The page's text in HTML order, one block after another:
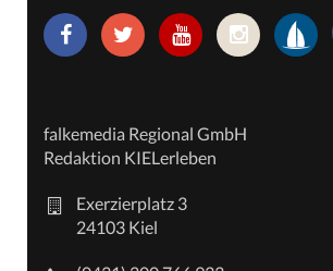
falkemedia Regional GmbH
Redaktion KIELerleben
Exerzierplatz 3
24103 Kiel